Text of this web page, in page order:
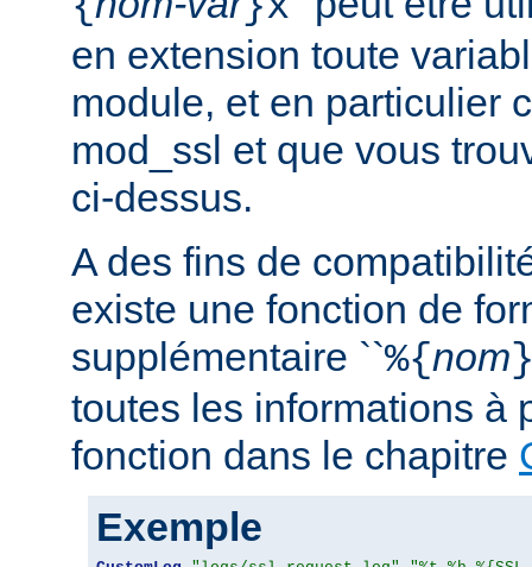
en extension toute
module, et en particulier
mod_ssl et que vous
ci-dessus.
A des fins de
existe une fonction de
supplémentaire ``%{nom
toutes les informations à
fonction dans le chapitre
Exemple